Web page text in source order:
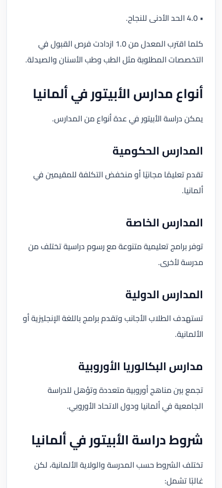
• 4.0 الحد الأدنى للنجاح.
كلما اقترب المعدل من 1.0 ازدادت فرص القبول في
التخصصات المطلوبة مثل الطب وطب الأسنان والصيدلة.
أنواع مدارس الأبيتور في ألمانيا
يمكن دراسة الأبيتور في عدة أنواع من المدارس.
المدارس الحكومية
تقدم تعليمًا مجانيًا أو منخفض التكلفة للمقيمين في
ألمانيا.
المدارس الخاصة
توفر برامج تعليمية متنوعة مع رسوم دراسية تختلف من
مدرسة لأخرى.
المدارس الدولية
تستهدف الطلاب الأجانب وتقدم برامج باللغة الإنجليزية أو
الألمانية.
مدارس البكالوريا الأوروبية
تجمع بين مناهج أوروبية متعددة وتؤهل للدراسة
الجامعية في ألمانيا ودول الاتحاد الأوروبي.
شروط دراسة الأبيتور في ألمانيا
تختلف الشروط حسب المدرسة والولاية الألمانية، لكن
غالبًا تشمل: